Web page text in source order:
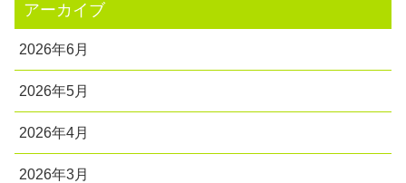
アーカイブ
2026年6月
2026年5月
2026年4月
2026年3月